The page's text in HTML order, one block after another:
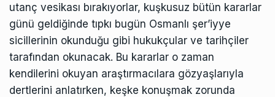
utanç vesikası bırakıyorlar, kuşkusuz bütün kararlar
günü geldiğinde tıpkı bugün Osmanlı şer’iyye
sicillerinin okunduğu gibi hukukçular ve tarihçiler
tarafından okunacak. Bu kararlar o zaman
kendilerini okuyan araştırmacılara gözyaşlarıyla
dertlerini anlatırken, keşke konuşmak zorunda